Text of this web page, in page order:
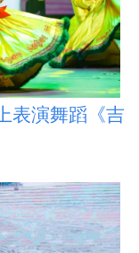
演舞蹈《吉